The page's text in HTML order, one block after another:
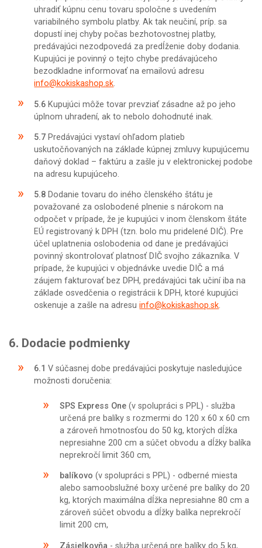
uhradiť kúpnu cenu tovaru spoločne s uvedením
variabilného symbolu platby. Ak tak neučiní, príp. sa
dopustí inej chyby počas bezhotovostnej platby,
predávajúci nezodpovedá za predĺženie doby dodania.
Kupujúci je povinný o tejto chybe predávajúceho
bezodkladne informovať na emailovú adresu
info@kokiskashop.sk.
5.6 Kupujúci môže tovar prevziať zásadne až po jeho
úplnom uhradení, ak to nebolo dohodnuté inak.
5.7 Predávajúci vystaví ohľadom platieb
uskutočňovaných na základe kúpnej zmluvy kupujúcemu
daňový doklad – faktúru a zašle ju v elektronickej podobe
na adresu kupujúceho.
5.8 Dodanie tovaru do iného členského štátu je
považované za oslobodené plnenie s nárokom na
odpočet v prípade, že je kupujúci v inom členskom štáte
EÚ registrovaný k DPH (tzn. bolo mu pridelené DIČ). Pre
účel uplatnenia oslobodenia od dane je predávajúci
povinný skontrolovať platnosť DIČ svojho zákazníka. V
prípade, že kupujúci v objednávke uvedie DIČ a má
záujem fakturovať bez DPH, predávajúci tak učiní iba na
základe osvedčenia o registrácii k DPH, ktoré kupujúci
oskenuje a zašle na adresuinfo@kokiskashop.sk.
6. Dodacie podmienky
6.1 V súčasnej dobe predávajúci poskytuje nasledujúce
možnosti doručenia:
SPS Express One(v spolupráci s PPL) - služba
určená pre balíky s rozmermi do 120 x 60 x 60 cm
a zároveň hmotnosťou do 50 kg, ktorých dĺžka
nepresiahne 200 cm a súčet obvodu a dĺžky balíka
neprekročí limit 360 cm,
balíkovo (v spolupráci s PPL) - odberné miesta
alebo samoobslužné boxy určené pre balíky do 20
kg, ktorých maximálna dĺžka nepresiahne 80 cm a
zároveň súčet obvodu a dĺžky balíka neprekročí
limit 200 cm,
Zásielkovňa - služba určená pre balíky do 5 kg,